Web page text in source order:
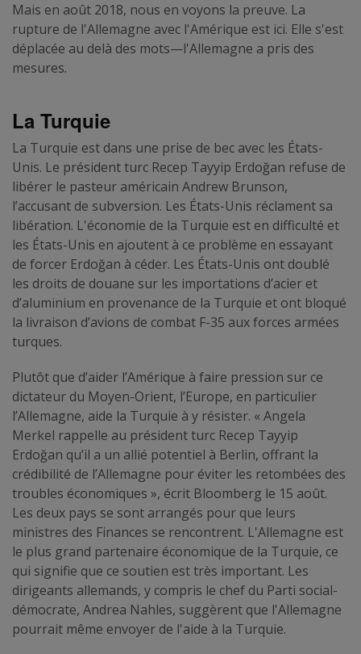
Mais en août 2018, nous en voyons la preuve. La
rupture de l'Allemagne avec l'Amérique est ici. Elle s'est
déplacée au delà des mots—l'Allemagne a pris des
mesures.
La Turquie
La Turquie est dans une prise de bec avec les États-
Unis. Le président turc Recep Tayyip Erdoğan refuse de
libérer le pasteur américain Andrew Brunson,
l’accusant de subversion. Les États-Unis réclament sa
libération. L'économie de la Turquie est en difficulté et
les États-Unis en ajoutent à ce problème en essayant
de forcer Erdoğan à céder. Les États-Unis ont doublé
les droits de douane sur les importations d’acier et
d’aluminium en provenance de la Turquie et ont bloqué
la livraison d’avions de combat F-35 aux forces armées
turques.
Plutôt que d’aider l’Amérique à faire pression sur ce
dictateur du Moyen-Orient, l’Europe, en particulier
l’Allemagne, aide la Turquie à y résister. « Angela
Merkel rappelle au président turc Recep Tayyip
Erdoğan qu’il a un allié potentiel à Berlin, offrant la
crédibilité de l’Allemagne pour éviter les retombées des
troubles économiques », écrit Bloomberg le 15 août.
Les deux pays se sont arrangés pour que leurs
ministres des Finances se rencontrent. L'Allemagne est
le plus grand partenaire économique de la Turquie, ce
qui signifie que ce soutien est très important. Les
dirigeants allemands, y compris le chef du Parti social-
démocrate, Andrea Nahles, suggèrent que l'Allemagne
pourrait même envoyer de l'aide à la Turquie.